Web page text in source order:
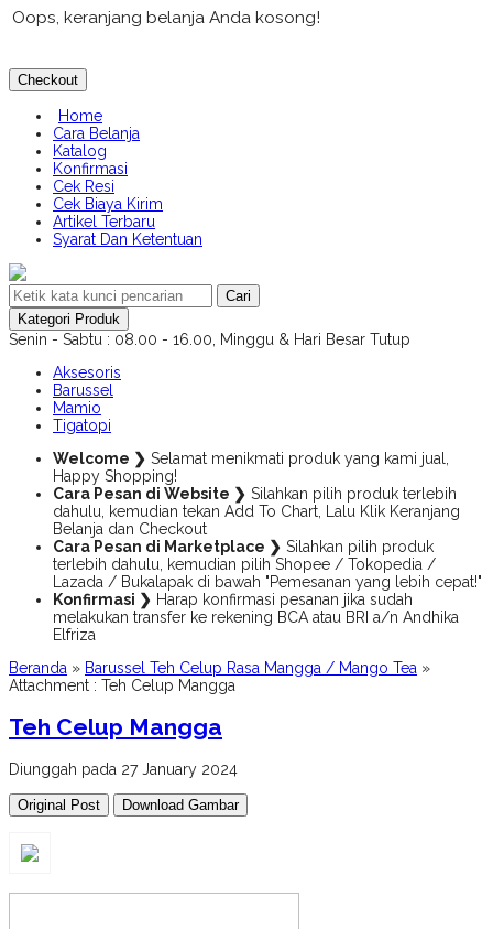
Oops, keranjang belanja Anda kosong!
Checkout
Home
Cara Belanja
Katalog
Konfirmasi
Cek Resi
Cek Biaya Kirim
Artikel Terbaru
Syarat Dan Ketentuan
Cari
Kategori Produk
Senin - Sabtu : 08.00 - 16.00, Minggu & Hari Besar Tutup
Aksesoris
Barussel
Mamio
Tigatopi
Welcome ❯ Selamat menikmati produk yang kami jual,
Happy Shopping!
Cara Pesan di Website ❯ Silahkan pilih produk terlebih
dahulu, kemudian tekan Add To Chart, Lalu Klik Keranjang
Belanja dan Checkout
Cara Pesan di Marketplace ❯ Silahkan pilih produk
terlebih dahulu, kemudian pilih Shopee / Tokopedia /
Lazada / Bukalapak di bawah "Pemesanan yang lebih cepat!"
Konfirmasi ❯ Harap konfirmasi pesanan jika sudah
melakukan transfer ke rekening BCA atau BRI a/n Andhika
Elfriza
Beranda » Barussel Teh Celup Rasa Mangga / Mango Tea »
Attachment : Teh Celup Mangga
Teh Celup Mangga
Diunggah pada 27 January 2024
Original Post Download Gambar